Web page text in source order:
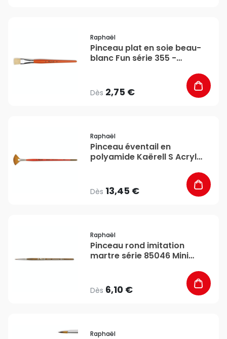
Raphaël
Pinceau plat en soie beau-
blanc Fun série 355 -
Dès 2,75 €
Raphaël
Pinceau éventail en
polyamide Kaërell S Acryl
Dès 13,45 €
Raphaël
Pinceau rond imitation
martre série 85046 Mini
Dès 6,10 €
Raphaël